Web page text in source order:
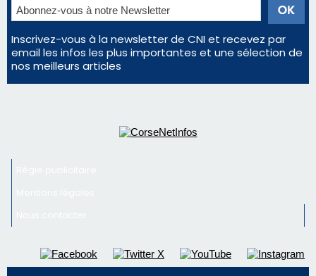
Inscrivez-vous à la newsletter de CNI et recevez par
email les infos les plus importantes et une sélection de
nos meilleurs articles